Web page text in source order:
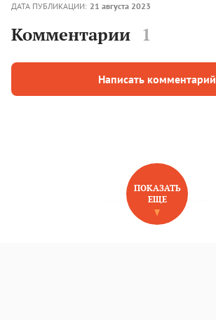
ДАТА ПУБЛИКАЦИИ: 21 августа 2023
Комментарии 1
Написать комментарий
НОВОЕ НА САЙТЕ
ПОКАЗАТЬ
ЕЩЕ